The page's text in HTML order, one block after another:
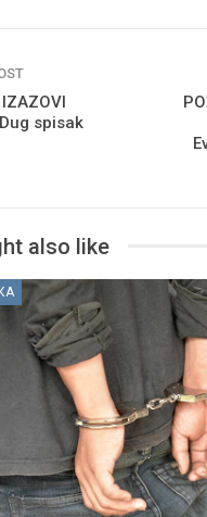
IZAZOVI
spisak
also like